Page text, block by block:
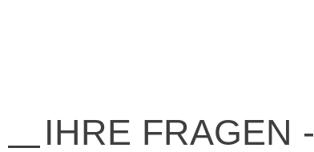
IHRE FRAGEN -